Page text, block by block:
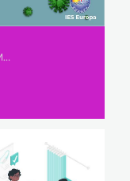
Secundaria, Ana Caballero Sánchez, Claudia Manzanera Asensio y Isabel Bravo Rodríguez